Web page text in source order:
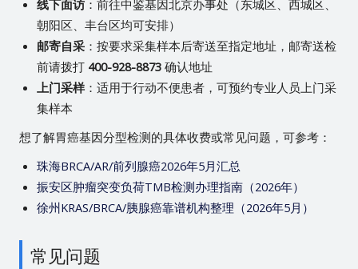
线下面访：前往中鉴基因北京办事处（东城区、西城区、
朝阳区、丰台区均可安排）
邮寄自采：按要求采集样本后寄送至指定地址，邮寄送检
前请拨打 400-928-8873确认地址
上门采样：适用于行动不便患者，可预约专业人员上门采
集样本
想了解胃癌基因分型检测的具体收费或常见问题，可参考：
珠海BRCA/AR/前列腺癌2026年5月汇总
振安区肿瘤突变负荷TMB检测办理指南（2026年）
徐州KRAS/BRCA/胰腺癌靠谱机构整理（2026年5月）
常见问题